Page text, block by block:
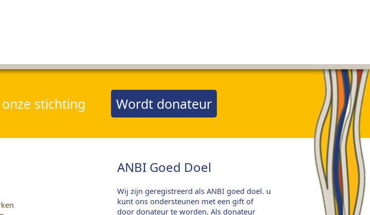
stichting Wordt donateur
ANBI Goed Doel
Wij zijn geregistreerd als ANBI goed doel. u
kunt ons ondersteunen met een gift of
door donateur te worden. Als donateur